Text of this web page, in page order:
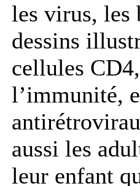
les virus, les
dessins
cellules
l’immunité,
aussi les
leur enfant